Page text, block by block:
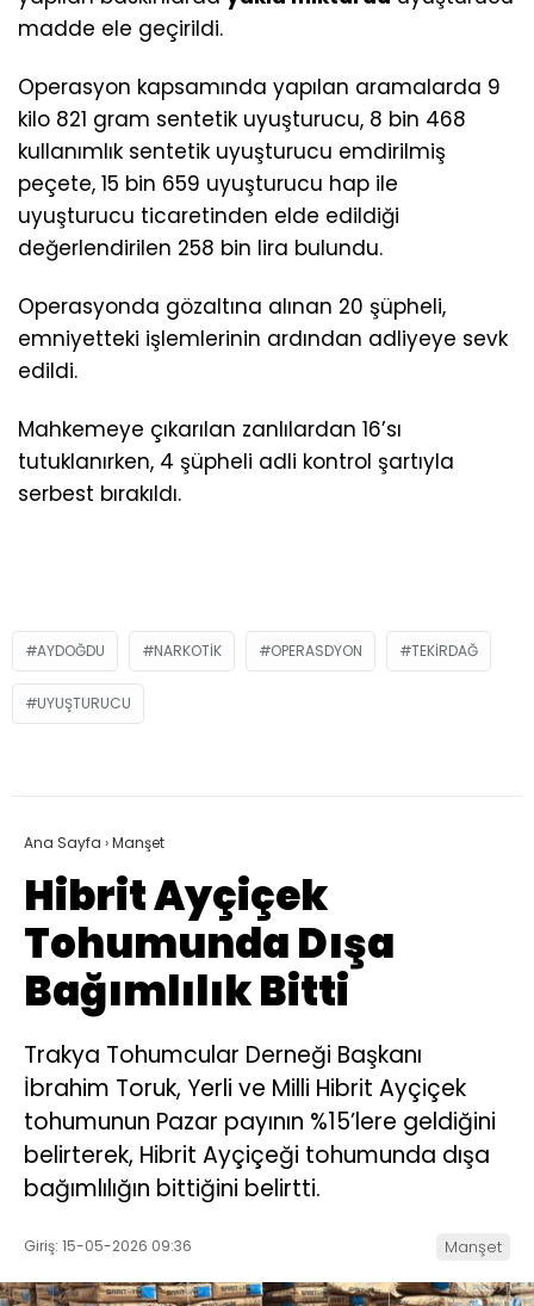
madde ele geçirildi.
Operasyon kapsamında yapılan aramalarda 9
kilo 821 gram sentetik uyuşturucu, 8 bin 468
kullanımlık sentetik uyuşturucu emdirilmiş
peçete, 15 bin 659 uyuşturucu hap ile
uyuşturucu ticaretinden elde edildiği
değerlendirilen 258 bin lira bulundu.
Operasyonda gözaltına alınan 20 şüpheli,
emniyetteki işlemlerinin ardından adliyeye sevk
edildi.
Mahkemeye çıkarılan zanlılardan 16’sı
tutuklanırken, 4 şüpheli adli kontrol şartıyla
serbest bırakıldı.
AYDOĞDU NARKOTIK OPERASDYON TEKIRDAĞ
UYUŞTURUCU
Ana Sayfa ›Manşet
Hibrit Ayçiçek
Tohumunda Dışa
Bağımlılık Bitti
Trakya Tohumcular Derneği Başkanı
İbrahim Toruk, Yerli ve Milli Hibrit Ayçiçek
tohumunun Pazar payının %15’lere geldiğini
belirterek, Hibrit Ayçiçeği tohumunda dışa
bağımlılığın bittiğini belirtti.
Giriş: 15-05-2026 09:36 Manşet